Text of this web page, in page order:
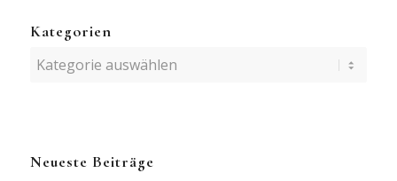
Kategorien
Kategorien
Neueste Beiträge